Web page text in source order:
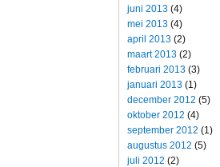
juni 2013 (4)
mei 2013 (4)
april 2013 (2)
maart 2013 (2)
februari 2013 (3)
januari 2013 (1)
december 2012 (5)
oktober 2012 (4)
september 2012 (1)
augustus 2012 (5)
juli 2012 (2)